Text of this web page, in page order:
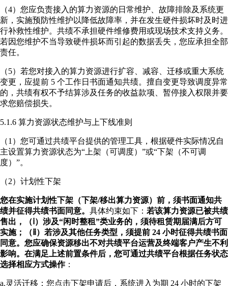
（4）您应负责接入的算力资源的日常维护、故障排除及系统更
新，实施预防性维护以降低故障率，并在发生硬件损坏时及时进
行补救性维护。共绩不承担硬件维修费用或现场技术支持义务。
若因您维护不当导致硬件损坏而引起的数据丢失，您应承担全部
责任。
（5）若您对接入的算力资源进行扩容、减容、迁移或重大系统
变更，应提前 5 个工作日书面通知共绩。擅自变更导致调度异常
的，共绩有权不予结算涉及任务的收益款项、暂停接入权限并要
求您赔偿损失。
5.1.6 算力资源状态维护与上下线准则
（1）您可通过共绩平台提供的管理工具，根据硬件实际情况自
主设置算力资源状态为“上架（可调度）”或“下架（不可调
度）”。
（2）计划性下架
您在实施计划性下架（下架/移出算力资源）前，须书面通知共
绩并征得共绩书面同意。 具体约束如下： 若该算力资源已被共绩
售出，（ⅰ）涉及“闲时整租”类业务的，须待租赁期届满后方可
实施；（ⅱ）若涉及其他任务类型，须提前 24 小时征得共绩书面
同意。您应确保资源移出不对共绩平台运营及终端客户产生不利
影响。在满足上述前置条件后，您可通过共绩平台根据任务状态
选择相应方式操作：
a.灵活迁移：您点击下架申请后，系统进入为期 24 小时的下架